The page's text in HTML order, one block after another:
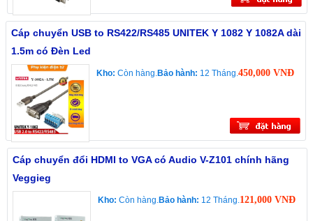
Cáp chuyển USB to RS422/RS485 UNITEK Y 1082 Y 1082A dài
1.5m có Đèn Led
Kho: Còn hàng.Bảo hành: 12 Tháng.450,000 VNĐ
Cáp chuyển đổi HDMI to VGA có Audio V-Z101 chính hãng
Veggieg
Kho: Còn hàng.Bảo hành: 12 Tháng.121,000 VNĐ